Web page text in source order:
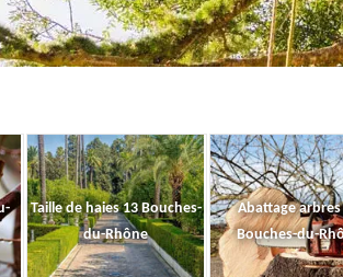
Taille de haies 13 Bouches-
du-Rhône
Abattage arbres
Bouches-du-